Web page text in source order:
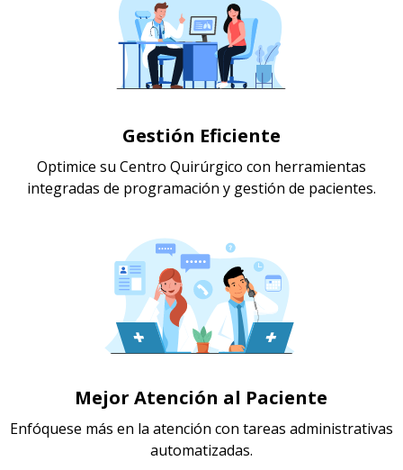
Gestión Eficiente
Optimice su Centro Quirúrgico con herramientas
integradas de programación y gestión de pacientes.
Mejor Atención al Paciente
Enfóquese más en la atención con tareas administrativas
automatizadas.